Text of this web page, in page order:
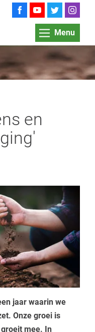
Menu
en
jaar waarin we
Onze groei is
mee. In